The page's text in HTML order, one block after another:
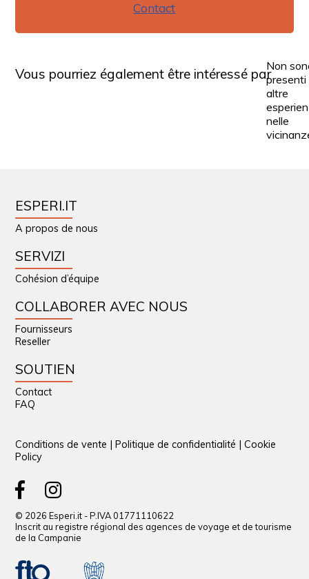
Contact
Vous pourriez également être intéressé parNon
presenti
altre
nelle
ESPERI.IT
A propos de nous
SERVIZI
Cohésion d’équipe
COLLABORER AVEC NOUS
Fournisseurs
Reseller
SOUTIEN
Contact
FAQ
Conditions de vente Politique de confidentialité |Cookie
Policy
© 2026 Esperi.it - P.IVA 01771110622
Inscrit au registre régional des agences de voyage et de tourisme
de la Campanie